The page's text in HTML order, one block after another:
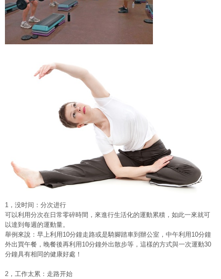
1，没时间：分次进行
可以利用分次在日常零碎時間，來進行生活化的運動累積，如此一來就可
以達到每週的運動量。
舉例來說：早上利用10分鐘走路或是騎腳踏車到辦公室，中午利用10分鐘
外出買午餐，晚餐後再利用10分鐘外出散步等，這樣的方式與一次運動30
分鐘具有相同的健康好處！
2，工作太累：走路开始